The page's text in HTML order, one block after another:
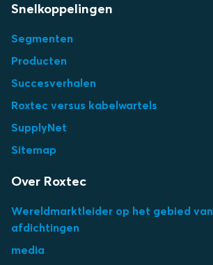
Snelkoppelingen
Segmenten
Producten
Succesverhalen
Roxtec versus kabelwartels
SupplyNet
Sitemap
Over Roxtec
Wereldmarktleider op het gebied van
afdichtingen
media